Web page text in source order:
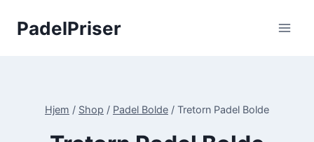
PadelPriser
Hjem / Shop / Padel Bolde / Tretorn Padel Bolde